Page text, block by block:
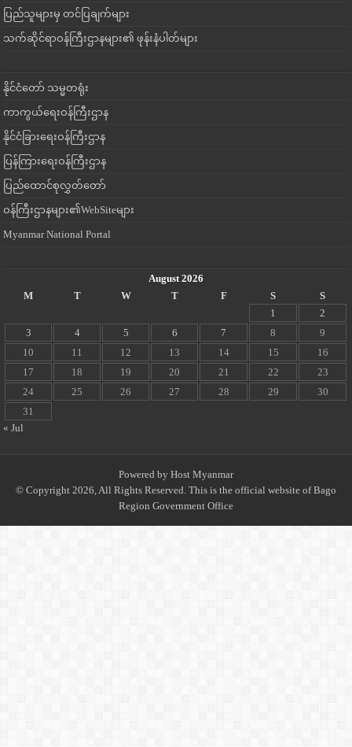
ပြည်သူများမှ တင်ပြချက်များ
သက်ဆိုင်ရာဝန်ကြီးဌာနများ၏ ဖုန်းနံပါတ်များ
နိုင်ငံတော် သမ္မတရုံး
ကာကွယ်ရေးဝန်ကြီးဌာန
နိုင်ငံခြားရေးဝန်ကြီးဌာန
ပြန်ကြားရေးဝန်ကြီးဌာန
ပြည်ထောင်စုလွှတ်တော်
ဝန်ကြီးဌာနများ၏WebSiteများ
Myanmar National Portal
August 2026
M
T W T F S
S
1
2
3
4 5 6 7 8
9
10
11 12 13 14 15
16
17
18 19 20 21 22
23
24
25 26 27 28 29
30
31
« Jul
Powered by Host Myanmar
© Copyright 2026, All Rights Reserved. This is the official website of Bago
Region Government Office